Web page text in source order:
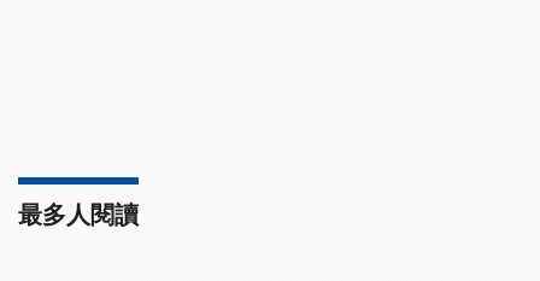
最多人閱讀